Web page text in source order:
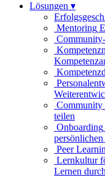
Lösungen ▾
Mentoring
Community
teilen
Onboarding
Peer
Lernkultur
Lernen